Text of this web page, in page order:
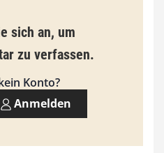
sich an, um
zu verfassen.
Konto?
Anmelden